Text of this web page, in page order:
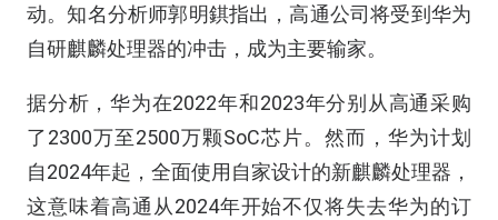
动。知名分析师郭明錤指出，高通公司将受到华为
自研麒麟处理器的冲击，成为主要输家。
据分析，华为在2022年和2023年分别从高通采购
了2300万至2500万颗SoC芯片。然而，华为计划
自2024年起，全面使用自家设计的新麒麟处理器，
这意味着高通从2024年开始不仅将失去华为的订